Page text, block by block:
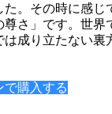
。その時に感
尊さ」です。世
成り立たない裏
で購入する